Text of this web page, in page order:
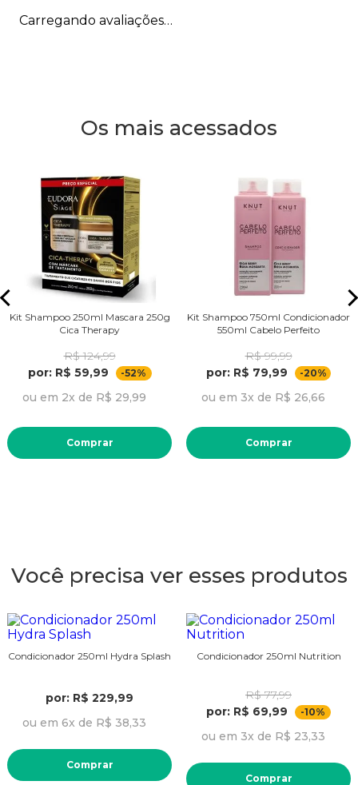
Carregando avaliações…
Os mais acessados
Kit Shampoo 250ml Mascara 250g
Cica Therapy
R$ 124,99
por: R$ 59,99
-52%
ou em 2x de R$ 29,99
Comprar
Kit Shampoo 750ml Condicionador
550ml Cabelo Perfeito
R$ 99,99
por: R$ 79,99
-20%
ou em 3x de R$ 26,66
Comprar
Você precisa ver esses produtos
Condicionador 250ml Hydra Splash
por: R$ 229,99
ou em 6x de R$ 38,33
Comprar
Condicionador 250ml Nutrition
R$ 77,99
por: R$ 69,99
-10%
ou em 3x de R$ 23,33
Comprar